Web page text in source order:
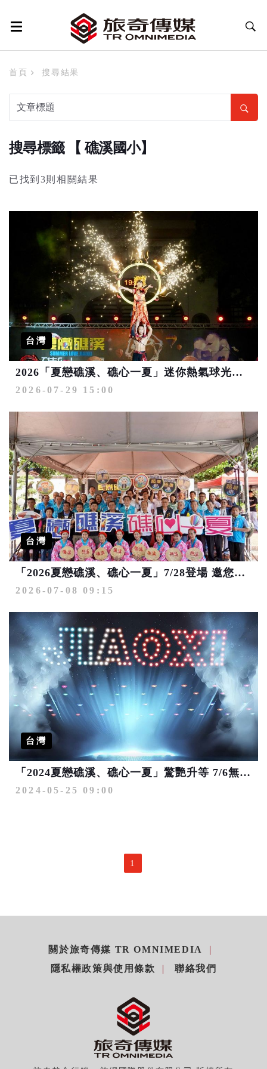
首頁 搜尋結果
搜尋標籤 【 礁溪國小】
已找到3則相關結果
台灣
2026「夏戀礁溪、礁心一夏」迷你熱氣球光雕秀 揭開夢幻序幕 萬人共賞夏夜璀璨國際藝術盛會
2026-07-29 15:00
台灣
「2026夏戀礁溪、礁心一夏」7/28登場 邀您見證精彩綻放的國際藝術盛會
2026-07-08 09:15
台灣
「2024夏戀礁溪、礁心一夏」驚艷升等 7/6無人機光雕秀絢爛登場
2024-05-25 09:00
1
關於旅奇傳媒 TR OMNIMEDIA
隱私權政策與使用條款
聯絡我們